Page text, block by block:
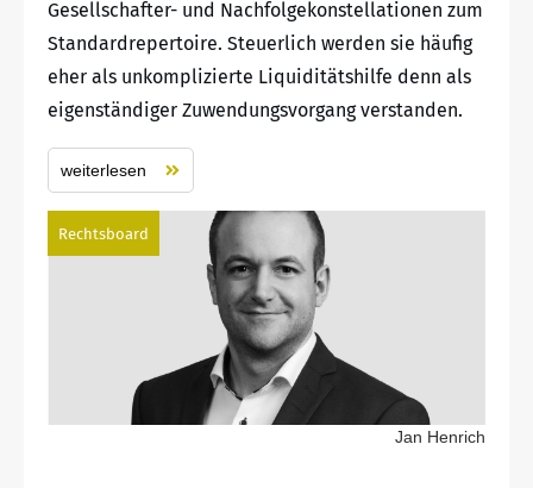
Gesellschafter- und Nachfolgekonstellationen zum
Standardrepertoire. Steuerlich werden sie häufig
eher als unkomplizierte Liquiditätshilfe denn als
eigenständiger Zuwendungsvorgang verstanden.
weiterlesen
Rechtsboard
Jan Henrich